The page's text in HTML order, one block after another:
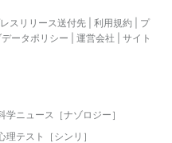
スリリース送付先 利用規約
プ
ータポリシー 運営会社
サイト
学ニュース［ナゾロジー］
理テスト［シンリ］